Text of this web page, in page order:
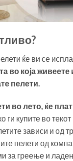
ќе ви се
во која
пелети.
во лето, ќе
ги купите во
зависи и од
пелети од
за греење и